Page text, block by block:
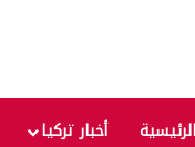
الرئيسية أخبار تركيا